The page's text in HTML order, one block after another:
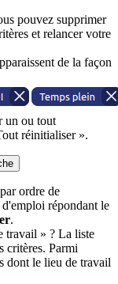
pouvez supprimer
et relancer votre
de la façon
un ou tout
réinitialiser ».
ordre de
répondant le
.
travail » ? La liste
critères. Parmi
dont le lieu de travail